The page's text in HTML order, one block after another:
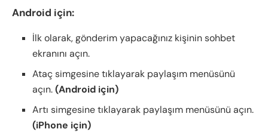
Android için:
İlk olarak, gönderim yapacağınız kişinin sohbet
ekranını açın.
Ataç simgesine tıklayarak paylaşım menüsünü
açın.(Android için)
Artı simgesine tıklayarak paylaşım menüsünü açın.
(iPhone için)